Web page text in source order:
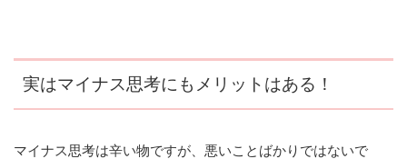
実はマイナス思考にもメリットはある！
マイナス思考は辛い物ですが、悪いことばかりではないで